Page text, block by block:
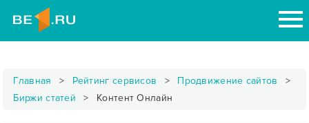
Главная Рейтинг сервисов
Продвижение сайтов
Биржи статей
Контент Онлайн